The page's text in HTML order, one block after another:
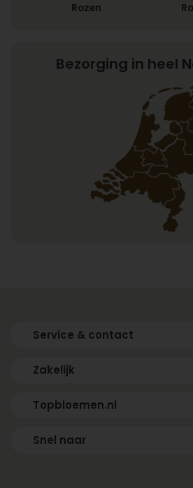
Rozen
Bezorging in heel
Service & contact
Zakelijk
Topbloemen.nl
Snel naar